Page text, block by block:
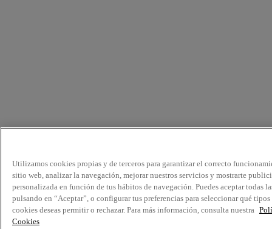
Utilizamos cookies propias y de terceros para garantizar el correcto
sitio web, analizar la navegación, mejorar nuestros servicios y mostrarte
personalizada en función de tus hábitos de navegación. Puedes aceptar todas
pulsando en “Aceptar”, o configurar tus preferencias para seleccionar qué tipos
cookies deseas permitir o rechazar. Para más información, consulta nuestra
Cookies